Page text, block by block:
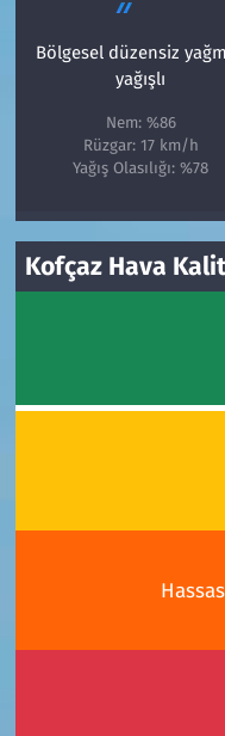
Bölgesel düzensiz
yağışlı
Nem: %86
Rüzgar: 17 km/h
Yağış Olasılığı: %78
Kofçaz Hava